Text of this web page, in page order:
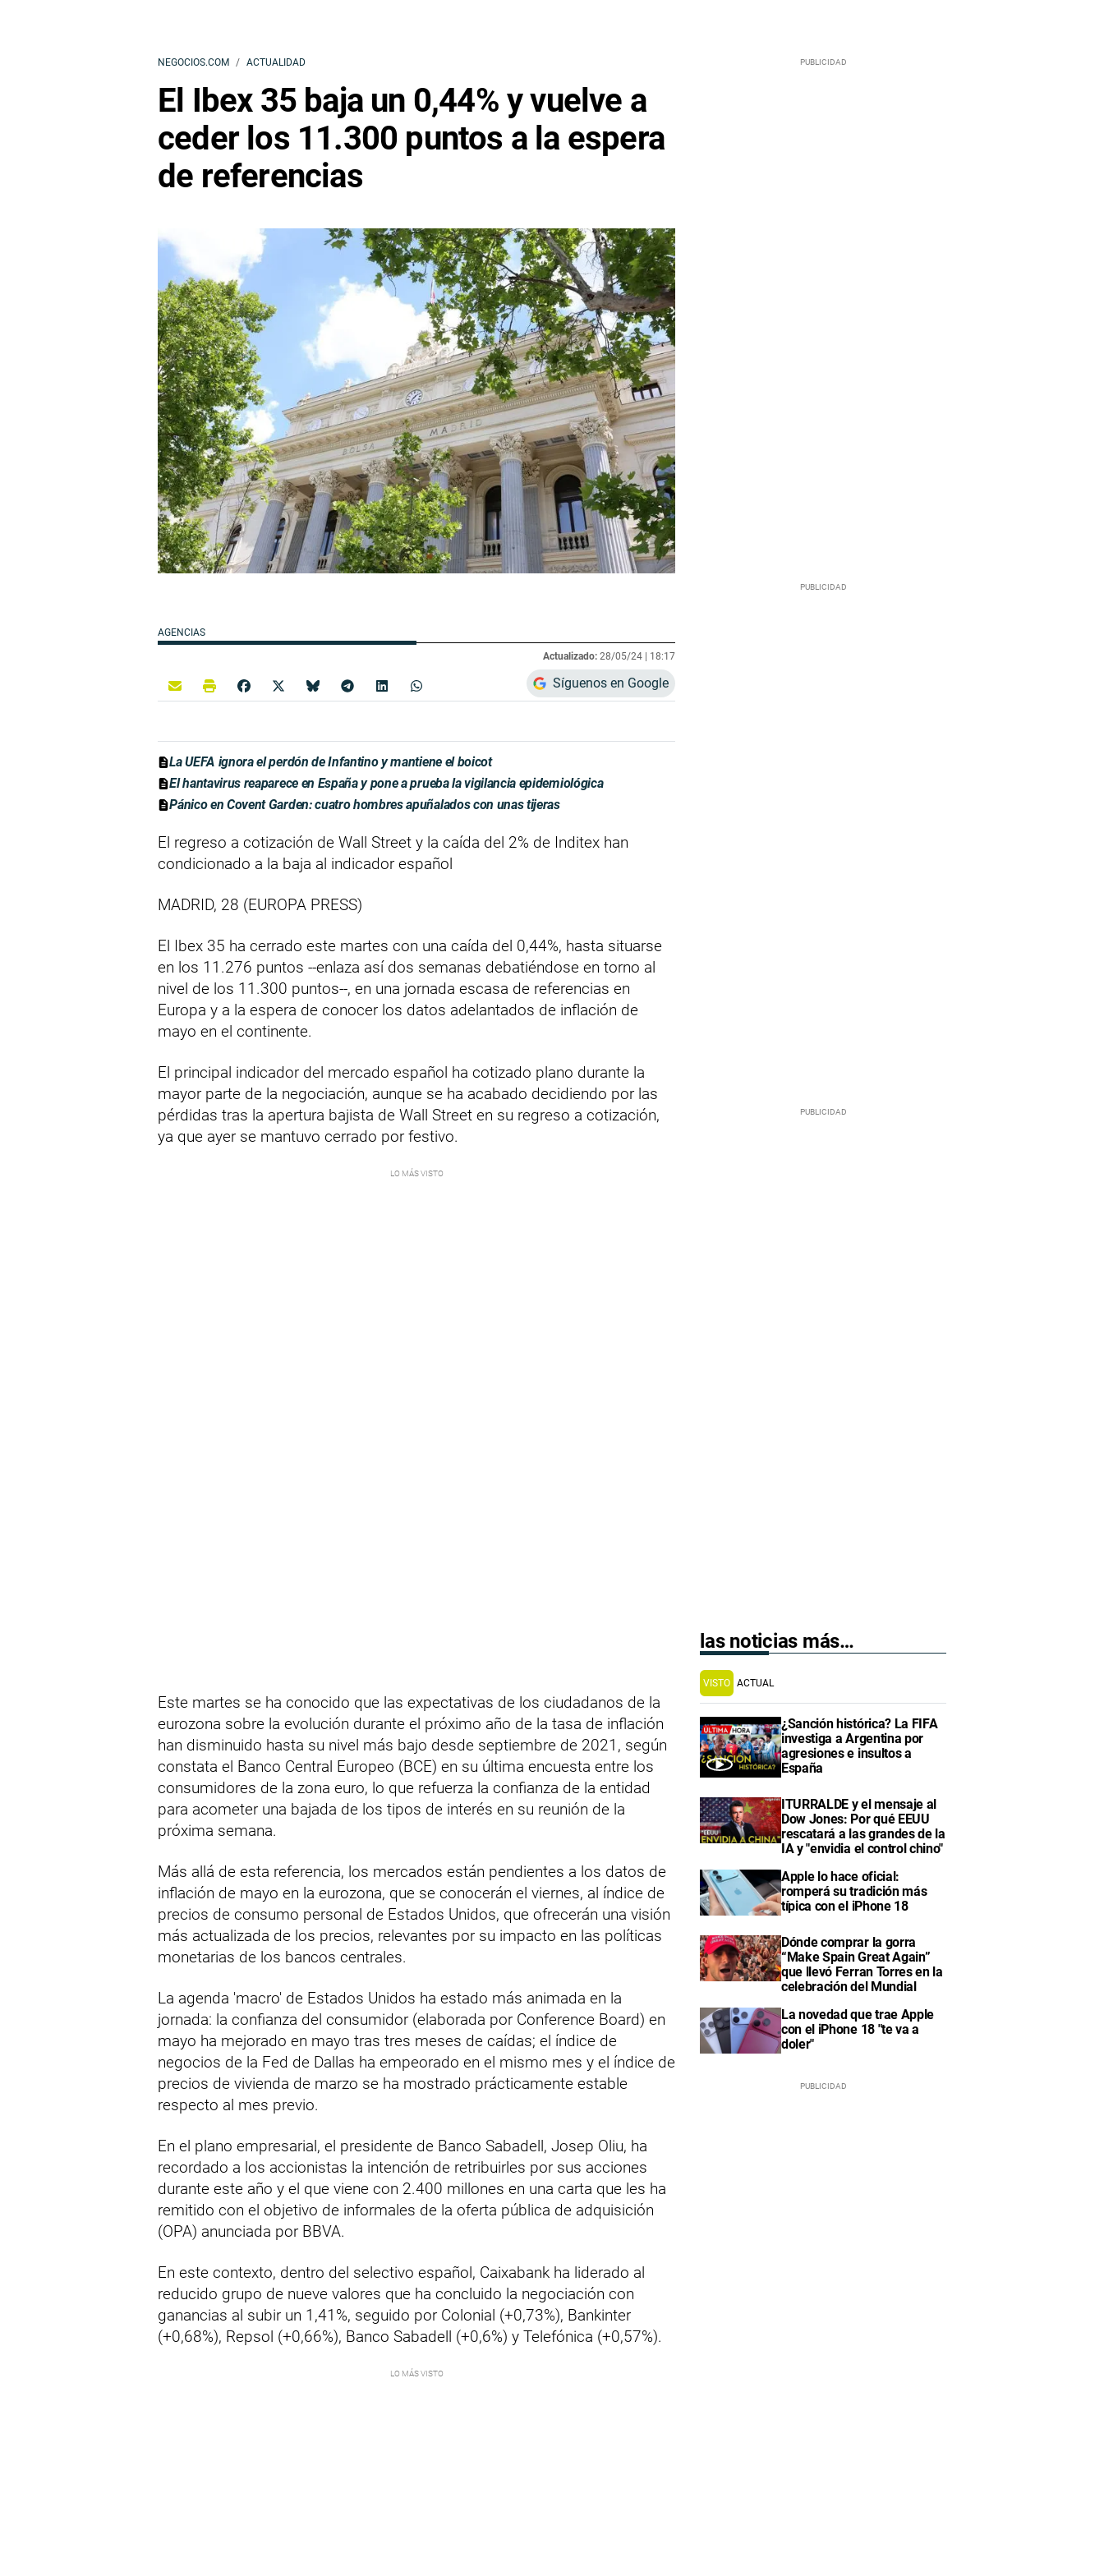
NEGOCIOS.COM ACTUALIDAD
El Ibex 35 baja un 0,44% y vuelve a
ceder los 11.300 puntos a la espera
de referencias
AGENCIAS
Actualizado: 28/05/24 | 18:17
Síguenos en Google
La UEFA ignora el perdón de Infantino y mantiene el boicot
El hantavirus reaparece en España y pone a prueba la vigilancia epidemiológica
Pánico en Covent Garden: cuatro hombres apuñalados con unas tijeras
El regreso a cotización de Wall Street y la caída del 2% de Inditex han
condicionado a la baja al indicador español
MADRID, 28 (EUROPA PRESS)
El Ibex 35 ha cerrado este martes con una caída del 0,44%, hasta situarse
en los 11.276 puntos --enlaza así dos semanas debatiéndose en torno al
nivel de los 11.300 puntos--, en una jornada escasa de referencias en
Europa y a la espera de conocer los datos adelantados de inflación de
mayo en el continente.
El principal indicador del mercado español ha cotizado plano durante la
mayor parte de la negociación, aunque se ha acabado decidiendo por las
pérdidas tras la apertura bajista de Wall Street en su regreso a cotización,
ya que ayer se mantuvo cerrado por festivo.
Este martes se ha conocido que las expectativas de los ciudadanos de la
eurozona sobre la evolución durante el próximo año de la tasa de inflación
han disminuido hasta su nivel más bajo desde septiembre de 2021, según
constata el Banco Central Europeo (BCE) en su última encuesta entre los
consumidores de la zona euro, lo que refuerza la confianza de la entidad
para acometer una bajada de los tipos de interés en su reunión de la
próxima semana.
Más allá de esta referencia, los mercados están pendientes a los datos de
inflación de mayo en la eurozona, que se conocerán el viernes, al índice de
precios de consumo personal de Estados Unidos, que ofrecerán una visión
más actualizada de los precios, relevantes por su impacto en las políticas
monetarias de los bancos centrales.
La agenda 'macro' de Estados Unidos ha estado más animada en la
jornada: la confianza del consumidor (elaborada por Conference Board) en
mayo ha mejorado en mayo tras tres meses de caídas; el índice de
negocios de la Fed de Dallas ha empeorado en el mismo mes y el índice de
precios de vivienda de marzo se ha mostrado prácticamente estable
respecto al mes previo.
En el plano empresarial, el presidente de Banco Sabadell, Josep Oliu, ha
recordado a los accionistas la intención de retribuirles por sus acciones
durante este año y el que viene con 2.400 millones en una carta que les ha
remitido con el objetivo de informales de la oferta pública de adquisición
(OPA) anunciada por BBVA.
En este contexto, dentro del selectivo español, Caixabank ha liderado al
reducido grupo de nueve valores que ha concluido la negociación con
ganancias al subir un 1,41%, seguido por Colonial (+0,73%), Bankinter
(+0,68%), Repsol (+0,66%), Banco Sabadell (+0,6%) y Telefónica (+0,57%).
las noticias más…
VISTO ACTUAL
¿Sanción histórica? La FIFA
investiga a Argentina por
agresiones e insultos a
España
ITURRALDE y el mensaje al
Dow Jones: Por qué EEUU
rescatará a las grandes de la
IA y "envidia el control chino"
Apple lo hace oficial:
romperá su tradición más
típica con el iPhone 18
Dónde comprar la gorra
“Make Spain Great Again”
que llevó Ferran Torres en la
celebración del Mundial
La novedad que trae Apple
con el iPhone 18 "te va a
doler"